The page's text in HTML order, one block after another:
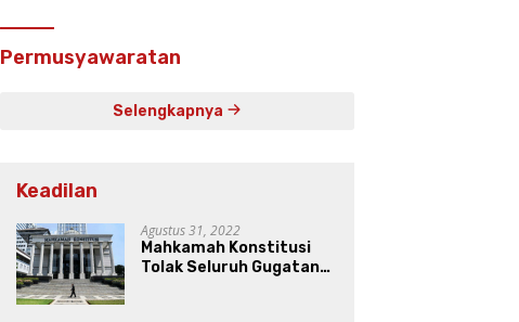
Permusyawaratan
Selengkapnya
Keadilan
Agustus 31, 2022
Mahkamah Konstitusi
Tolak Seluruh Gugatan